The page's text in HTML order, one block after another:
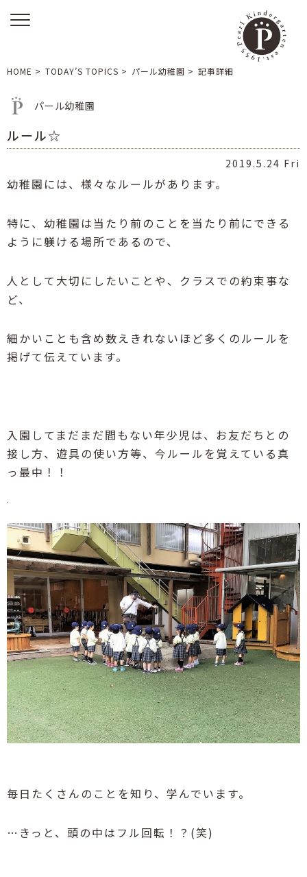
HOME > TODAY’S TOPICS > パール幼稚園 > 記事詳細
パール幼稚園
ルール☆
2019.5.24 Fri
幼稚園には、様々なルールがあります。
特に、幼稚園は当たり前のことを当たり前にできる
ように躾ける場所であるので、
人として大切にしたいことや、クラスでの約束事な
ど、
細かいことも含め数えきれないほど多くのルールを
掲げて伝えています。
入園してまだまだ間もない年少児は、お友だちとの
接し方、遊具の使い方等、今ルールを覚えている真
っ最中！！
毎日たくさんのことを知り、学んでいます。
…きっと、頭の中はフル回転！？(笑)